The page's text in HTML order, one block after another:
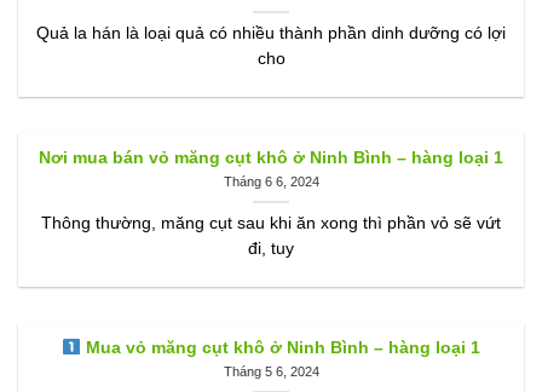
Quả la hán là loại quả có nhiều thành phần dinh dưỡng có lợi
cho
Nơi mua bán vỏ măng cụt khô ở Ninh Bình – hàng loại 1
Tháng 6 6, 2024
Thông thường, măng cụt sau khi ăn xong thì phần vỏ sẽ vứt
đi, tuy
Mua vỏ măng cụt khô ở Ninh Bình – hàng loại 1
Tháng 5 6, 2024